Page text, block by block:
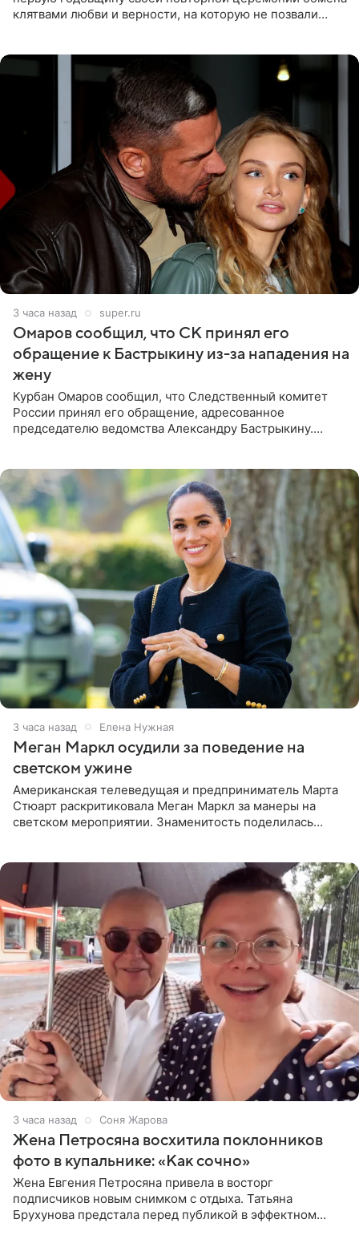
клятвами любви и верности, на которую не позвали
3 часа назад super.ru
Омаров сообщил, что СК принял его
обращение к Бастрыкину из-за нападения на
жену
Курбан Омаров сообщил, что Следственный комитет
России принял его обращение, адресованное
председателю ведомства Александру Бастрыкину.
3 часа назад Елена Нужная
Меган Маркл осудили за поведение на
светском ужине
Американская телеведущая и предприниматель Марта
Стюарт раскритиковала Меган Маркл за манеры на
светском мероприятии. Знаменитость поделилась
3 часа назад Соня Жарова
Жена Петросяна восхитила поклонников
фото в купальнике: «Как сочно»
Жена Евгения Петросяна привела в восторг
подписчиков новым снимком с отдыха. Татьяна
Брухунова предстала перед публикой в эффектном